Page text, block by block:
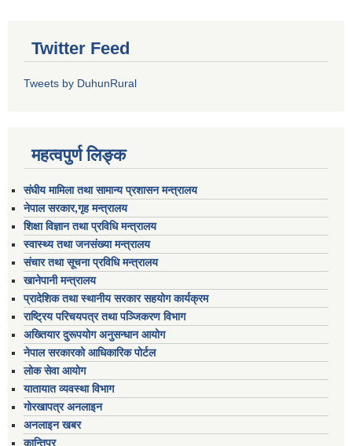
Twitter Feed
Tweets by DuhunRural
महत्वपुर्ण लिङ्क
संघीय मामिला तथा सामान्य प्रशासन मन्त्रालय
नेपाल सरकार,गृह मन्त्रालय
शिक्षा विज्ञान तथा प्रविधि मन्त्रालय
स्वास्थ्य तथा जनसंख्या मन्त्रालय
संचार तथा सूचना प्रविधि मन्त्रालय
खानेपानी मन्त्रालय
प्रादेशिक तथा स्थानीय सरकार सहयोग कार्यक्रम
राष्ट्रिय परिचयपत्र तथा पञ्जिकरण विभाग
अख्तियार दुरूपयोग अनुसन्धान आयोग
नेपाल सरकारको आधिकारिक पोर्टल
लोक सेवा आयोग
यातायात व्यवस्था विभाग
गोरखापत्र अनलाइन
अनलाइन खबर
कान्तिपुर